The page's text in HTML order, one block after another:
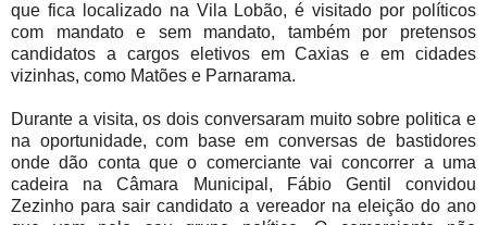
que fica localizado na Vila Lobão, é visitado por políticos
com mandato e sem mandato, também por pretensos
candidatos a cargos eletivos em Caxias e em cidades
vizinhas, como Matões e Parnarama.
Durante a visita, os dois conversaram muito sobre politica e
na oportunidade, com base em conversas de bastidores
onde dão conta que o comerciante vai concorrer a uma
cadeira na Câmara Municipal, Fábio Gentil convidou
Zezinho para sair candidato a vereador na eleição do ano